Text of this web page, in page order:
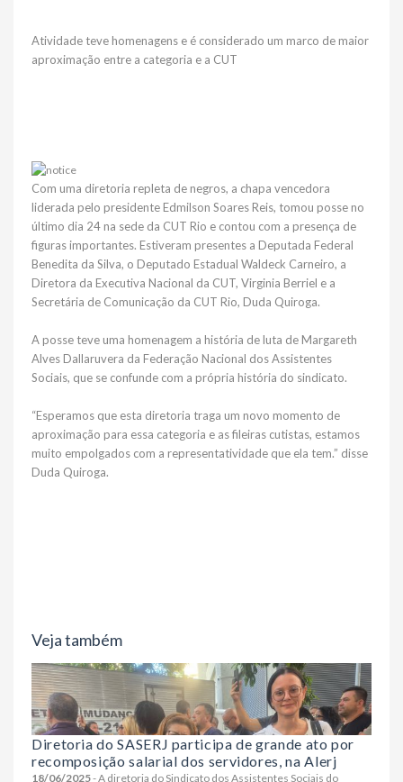
Atividade teve homenagens e é considerado um marco de maior
aproximação entre a categoria e a CUT
Com uma diretoria repleta de negros, a chapa vencedora
liderada pelo presidente Edmilson Soares Reis, tomou posse no
último dia 24 na sede da CUT Rio e contou com a presença de
figuras importantes. Estiveram presentes a Deputada Federal
Benedita da Silva, o Deputado Estadual Waldeck Carneiro, a
Diretora da Executiva Nacional da CUT, Virginia Berriel e a
Secretária de Comunicação da CUT Rio, Duda Quiroga.
A posse teve uma homenagem a história de luta de Margareth
Alves Dallaruvera da Federação Nacional dos Assistentes
Sociais, que se confunde com a própria história do sindicato.
“Esperamos que esta diretoria traga um novo momento de
aproximação para essa categoria e as fileiras cutistas, estamos
muito empolgados com a representatividade que ela tem.” disse
Duda Quiroga.
Veja também
Diretoria do SASERJ participa de grande ato por
recomposição salarial dos servidores, na Alerj
18/06/2025- A diretoria do Sindicato dos Assistentes Sociais do